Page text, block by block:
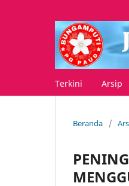
Terkini Arsip
Beranda /